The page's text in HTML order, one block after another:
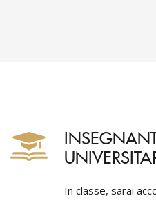
In classe, sarai